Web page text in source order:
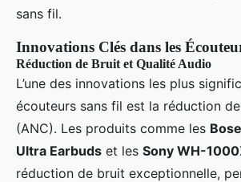
sans fil.
Innovations Clés dans les
Réduction de Bruit et Qualité Audio
L’une des innovations les plus
écouteurs sans fil est la réduction
(ANC). Les produits comme les
Ultra Earbuds et les Sony WH-
réduction de bruit exceptionnelle,